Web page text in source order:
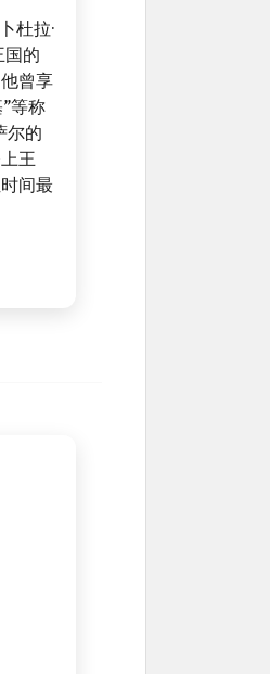
杜拉·
国的
曾享
等称
尔的
王
间最